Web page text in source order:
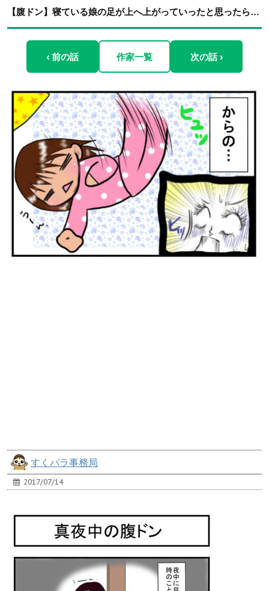
【腹ドン】寝ている娘の足が上へ上がっていったと思ったら…
‹ 前の話 作家一覧 次の話 ›
すくパラ事務局
2017/07/14